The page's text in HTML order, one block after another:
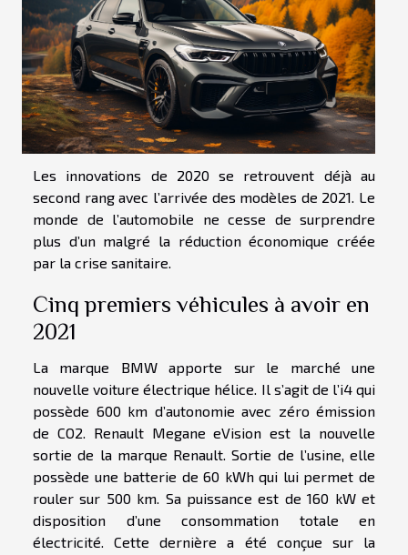
Les innovations de 2020 se retrouvent déjà au
second rang avec l’arrivée des modèles de 2021. Le
monde de l’automobile ne cesse de surprendre
plus d’un malgré la réduction économique créée
par la crise sanitaire.
Cinq premiers véhicules à avoir en
2021
La marque BMW apporte sur le marché une
nouvelle voiture électrique hélice. Il s’agit de l’i4 qui
possède 600 km d’autonomie avec zéro émission
de CO2. Renault Megane eVision est la nouvelle
sortie de la marque Renault. Sortie de l’usine, elle
possède une batterie de 60 kWh qui lui permet de
rouler sur 500 km. Sa puissance est de 160 kW et
disposition d’une consommation totale en
électricité. Cette dernière a été conçue sur la